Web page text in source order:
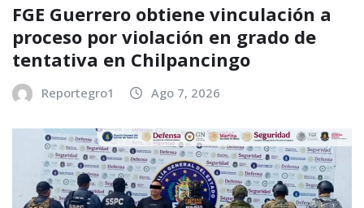
FGE Guerrero obtiene vinculación a
proceso por violación en grado de
tentativa en Chilpancingo
Reportegro1 Ago 7, 2026